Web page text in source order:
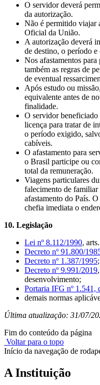
O servidor deverá
da autorização.
Não é permitido viajar
Oficial da União.
A autorização deverá
de destino, o período e
Nos afastamentos
também as regras de
de eventual
Após estudo ou
equivalente antes de
finalidade.
O servidor beneficiado
licença para tratar de
o período exigido,
cabíveis.
O afastamento para
o Brasil participe ou
total da remuneração.
Viagens particulares
falecimento de familiar
afastamento do País.
chefia imediata o
10. Legislação
Lei nº 8.112/1990,
Decreto nº 91.800/
Decreto nº 1.387/1995;
Decreto nº 9.991/2019
desenvolvimento;
Portaria IFG nº 1.541,
demais normas
Última atualização: 31/07/
Fim do conteúdo da página
Voltar para o topo
Início da navegação de
A Instituição